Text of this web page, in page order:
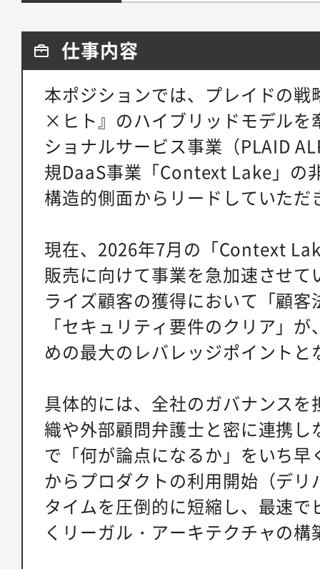
仕事内容
本ポジションでは、プレイドの
×ヒト』のハイブリッドモデルを
ショナルサービス事業（PLAID
規DaaS事業「Context Lake」の
構造的側面からリードしていただ
現在、2026年7月の「Context
販売に向けて事業を急加速させ
ライズ顧客の獲得において「顧
「セキュリティ要件のクリア」
めの最大のレバレッジポイントと
具体的には、全社のガバナンス
織や外部顧問弁護士と密に連携
で「何が論点になるか」をいち
からプロダクトの利用開始（デ
タイムを圧倒的に短縮し、最速
くリーガル・アーキテクチャの